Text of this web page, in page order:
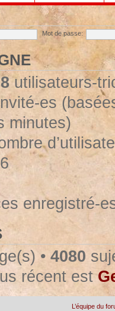
Mot de passe:
utilisateurs-
es
minutes)
enregistré-
• 4080
récent est
L’équipe du